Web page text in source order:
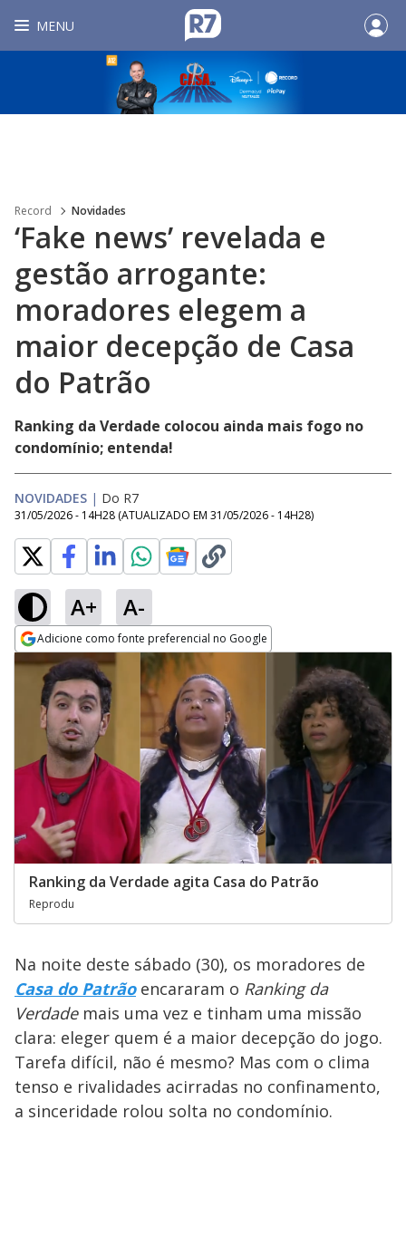
MENU
Record Novidades
‘Fake news’ revelada e
gestão arrogante:
moradores elegem a
maior decepção de Casa
do Patrão
Ranking da Verdade colocou ainda mais fogo no
condomínio; entenda!
NOVIDADES | Do R7
31/05/2026 - 14H28 (ATUALIZADO EM 31/05/2026 - 14H28)
A+ A-
Adicione como fonte preferencial no Google
Opens in new window
Ranking da Verdade agita Casa do Patrão
Reprodu
Na noite deste sábado (30), os moradores de
Casa do Patrãoencararam o Ranking da
Verdademais uma vez e tinham uma missão
clara: eleger quem é a maior decepção do jogo.
Tarefa difícil, não é mesmo? Mas com o clima
tenso e rivalidades acirradas no confinamento,
a sinceridade rolou solta no condomínio.